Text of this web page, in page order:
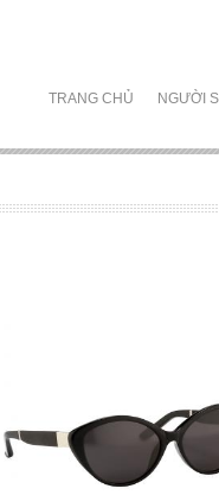
TRANG CHỦ NGƯỜI